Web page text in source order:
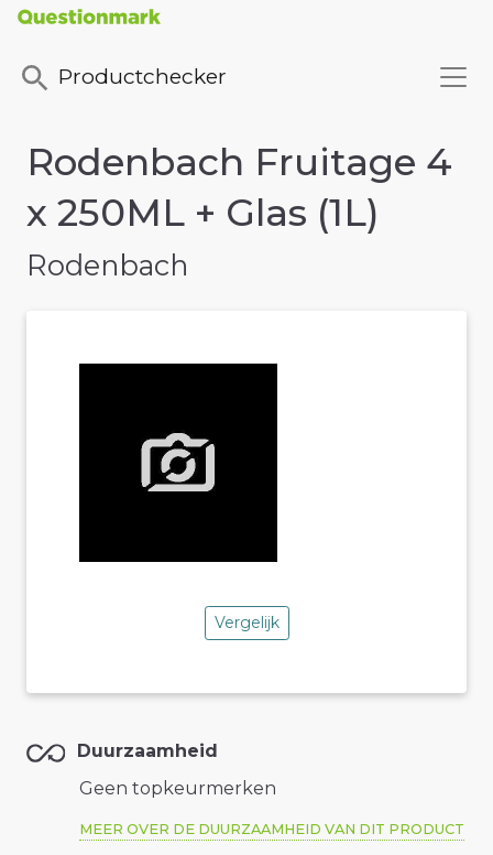
Productchecker
Rodenbach Fruitage 4
x 250ML + Glas (1L)
Rodenbach
Vergelijk
Duurzaamheid
Geen topkeurmerken
MEER OVER DE DUURZAAMHEID VAN DIT PRODUCT